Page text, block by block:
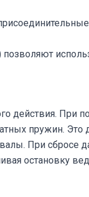
При
пружин. Это
При сбросе
остановку